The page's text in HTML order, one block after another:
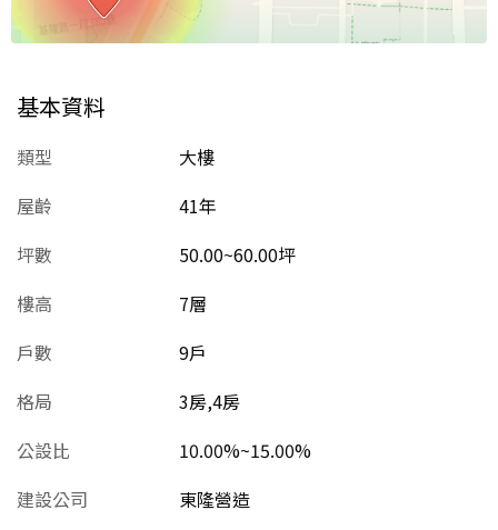
基本資料
類型
大樓
屋齡
41年
坪數
50.00~60.00坪
樓高
7層
戶數
9戶
格局
3房,4房
公設比
10.00%~15.00%
建設公司
東隆營造